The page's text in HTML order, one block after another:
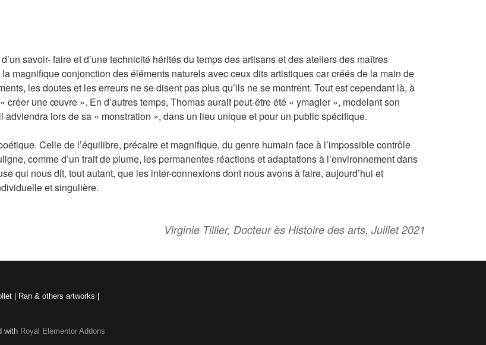
savoir- faire et d’une technicité hérités du temps des artisans et des ateliers des maîtres
magnifique conjonction des éléments naturels avec ceux dits artistiques car créés de la main de
les doutes et les erreurs ne se disent pas plus qu’ils ne se montrent. Tout est cependant là, à
créer une œuvre ». En d’autres temps, Thomas aurait peut-être été « ymagier », modelant son
lors de sa « monstration », dans un lieu unique et pour un public spécifique.
Celle de l’équilibre, précaire et magnifique, du genre humain face à l’impossible contrôle
comme d’un trait de plume, les permanentes réactions et adaptations à l’environnement dans
qui nous dit, tout autant, que les inter-connexions dont nous avons à faire, aujourd’hui et
et singulière.
Virginie Tillier, Docteur ès Histoire des arts, Juillet 2021
| Ran & others artworks |
with Royal Elementor Addons